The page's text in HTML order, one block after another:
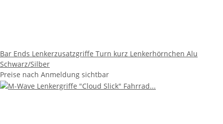
Bar Ends Lenkerzusatzgriffe Turn kurz Lenkerhörnchen Alu
Schwarz/Silber
Preise nach Anmeldung sichtbar